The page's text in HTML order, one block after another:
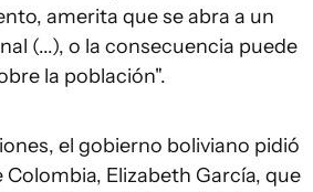
amerita que se abra a un
(...), o la consecuencia puede
la población".
el gobierno boliviano pidió
Colombia, Elizabeth García, que